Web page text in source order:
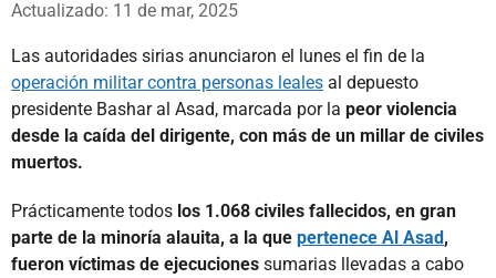
Actualizado: 11 de mar, 2025
Las autoridades sirias anunciaron el lunes el fin de la
operación militar contra personas leales al depuesto
presidente Bashar al Asad, marcada por la peor violencia
desde la caída del dirigente, con más de un millar de civiles
muertos.
Prácticamente todos los 1.068 civiles fallecidos, en gran
parte de la minoría alauita, a la que pertenece Al Asad,
fueron víctimas de ejecuciones sumarias llevadas a cabo